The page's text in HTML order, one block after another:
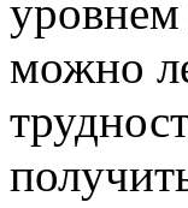
уровнем
можно